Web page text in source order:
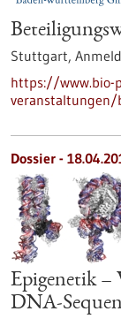
Stuttgart,
https://www.bio-
veranstaltungen/
Dossier -
Epigenetik –
DNA-